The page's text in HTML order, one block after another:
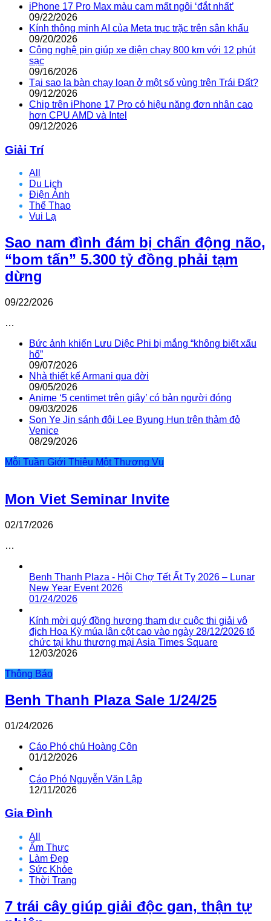
iPhone 17 Pro Max màu cam mất ngôi ‘đắt nhất’
09/22/2026
Kính thông minh AI của Meta trục trặc trên sân khấu
09/20/2026
Công nghệ pin giúp xe điện chạy 800 km với 12 phút
sạc
09/16/2026
Tại sao la bàn chạy loạn ở một số vùng trên Trái Đất?
09/12/2026
Chip trên iPhone 17 Pro có hiệu năng đơn nhân cao
hơn CPU AMD và Intel
09/12/2026
Giải Trí
All
Du Lịch
Điện Ảnh
Thể Thao
Vui Lạ
Sao nam đình đám bị chấn động não,
“bom tấn” 5.300 tỷ đồng phải tạm
dừng
09/22/2026
…
Bức ảnh khiến Lưu Diệc Phi bị mắng “không biết xấu
hổ”
09/07/2026
Nhà thiết kế Armani qua đời
09/05/2026
Anime ‘5 centimet trên giây’ có bản người đóng
09/03/2026
Son Ye Jin sánh đôi Lee Byung Hun trên thảm đỏ
Venice
08/29/2026
Mỗi Tuần Giới Thiệu Một Thương Vụ
Mon Viet Seminar Invite
02/17/2026
…
Benh Thanh Plaza - Hội Chợ Tết Ất Tỵ 2026 – Lunar
New Year Event 2026
01/24/2026
Kính mời quý đồng hương tham dự cuộc thi giải vô
địch Hoa Kỳ múa lân cột cao vào ngày 28/12/2026 tổ
chức tại khu thương mại Asia Times Square
12/03/2026
Thông Báo
Benh Thanh Plaza Sale 1/24/25
01/24/2026
Cáo Phó chú Hoàng Côn
01/12/2026
Cáo Phó Nguyễn Văn Lập
12/11/2026
Gia Đình
All
Ẩm Thực
Làm Đẹp
Sức Khỏe
Thời Trang
7 trái cây giúp giải độc gan, thận tự